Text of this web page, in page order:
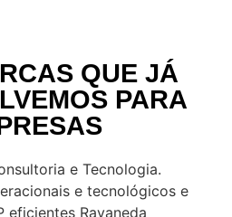
QUE JÁ
PARA